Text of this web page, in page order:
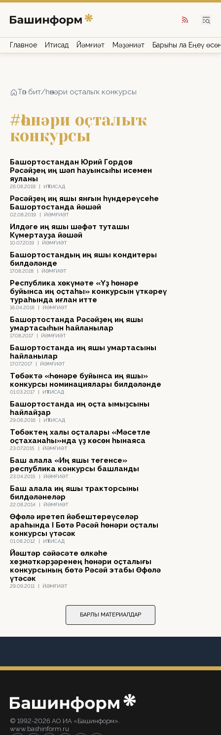
Главное Иҡтисад Йәмғиәт Мәҙәниәт Барыһы ла Еңеү
Төп бит/һөнәри оҫталыҡ конкурсы
#һөнәри оҫталыҡ
конкурсы
26.08.2019 | ИҠТИСАД
Башҡортостандан Юрий Гордов
Рәсәйҙең иң шәп һауынсыһы исемен
яуланы
02.08.2019 | ЙӘМҒИӘТ
Рәсәйҙең иң яҡшы янғын һүндереүсеһе
Башҡортостанда йәшәй
10.07.2019 | ЙӘМҒИӘТ
Илдәге иң яҡшы шәфҡәт туташы
Күмертауҙа йәшәй
17.08.2018 | ЙӘМҒИӘТ
Башҡортостандың иң яҡшы кондитеры
билдәләнде
16.04.2018 | ЙӘМҒИӘТ
Республика хөкүмәте «Үҙ һөнәре
буйынса иң оҫтаһы» конкурсын үткәреү
тураһында иғлан итте
17.08.2017 | ЙӘМҒИӘТ
Башҡортостанда Рәсәйҙең иң яҡшы
умартасыһын һайланылар
17.07.2017 | ЙӘМҒИӘТ
Башҡортостанда иң яҡшы умартасыны
һайланылар
01.03.2017 | ИҠТИСАД
Төбәктә «Һөнәре буйынса иң яҡшы»
конкурсы номинациялары билдәләнде
29.06.2016 | ИҠТИСАД
Башҡортостанда иң оҫта ҡымыҙсыны
һайлайҙар
23.07.2015 | ЙӘМҒИӘТ
Төбәктең халыҡ оҫталары «Мәсетле
оҫтаханаһы»нда үҙ көсөн һынаясаҡ
23.04.2015 | ЙӘМҒИӘТ
Баш ҡалала «Иң яҡшы тегенсе»
республика конкурсы башланды
22.08.2014 | ЙӘМҒИӘТ
Баш ҡалала иң яҡшы тракторсыны
билдәләнеләр
01.08.2012 | ИҠТИСАД
Өфөлә иретеп йәбештереүселәр
араһында I Бөтә Рәсәй һөнәри оҫталыҡ
конкурсы үтәсәк
29.09.2011 | ЙӘМҒИӘТ
Йәштәр сәйәсәте өлкәһе
хеҙмәткәрҙәренең һөнәри оҫталығы
конкурсының бөтә Рәсәй этабы Өфөлә
үтәсәк
БАРЛЫҠ МАТЕРИАЛДАР
© 1992-2026 АО ИА «Башинформ».
www.bashinform.ru